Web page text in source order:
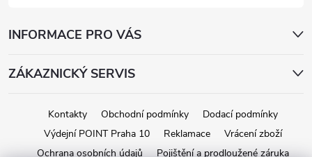
INFORMACE PRO VÁS
ZÁKAZNICKÝ SERVIS
Kontakty Obchodní podmínky
Dodací podmínky
Výdejní POINT Praha 10
Reklamace
Vrácení zboží
Ochrana osobních údajů
Pojištění a prodloužené záruka